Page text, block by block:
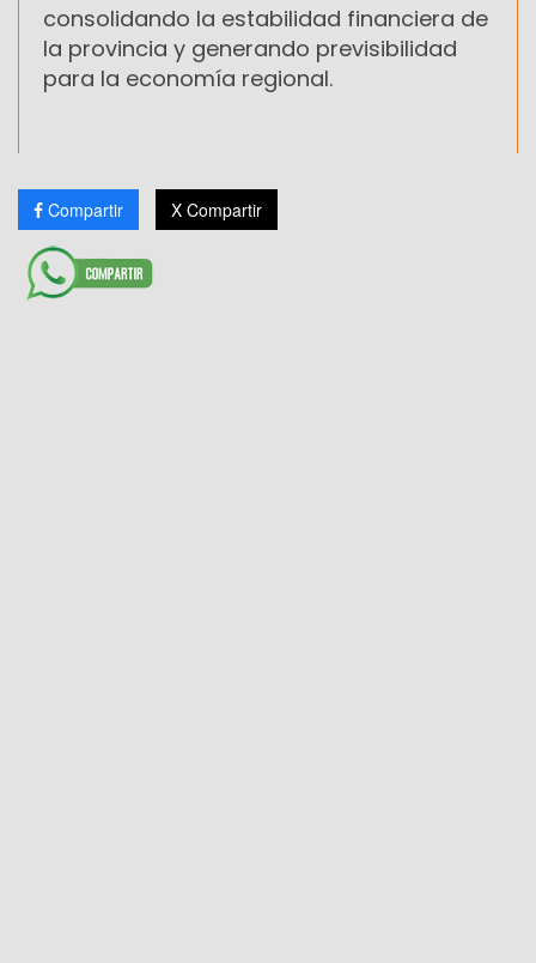
consolidando la estabilidad financiera de
la provincia y generando previsibilidad
para la economía regional.
Compartir X Compartir